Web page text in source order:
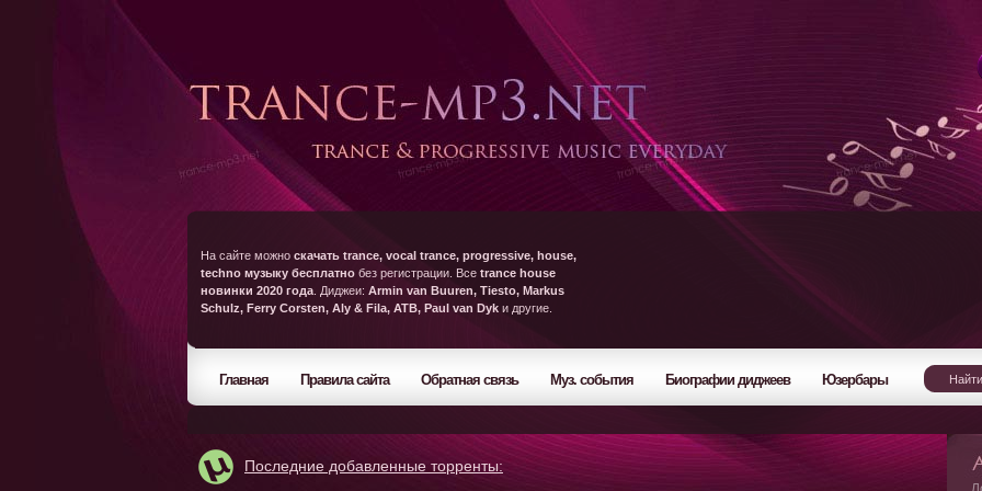
На сайте можно скачать trance, vocal trance, progressive, house,
techno музыку бесплатно без регистрации. Все trance house
новинки 2020 года . Диджеи: Armin van Buuren, Tiesto, Markus
Schulz, Ferry Corsten, Aly & Fila, ATB, Paul van Dyk и другие.
Главная Правила сайта Обратная связь Муз. события Биографии диджеев Юзербары
Последние добавленные торренты: